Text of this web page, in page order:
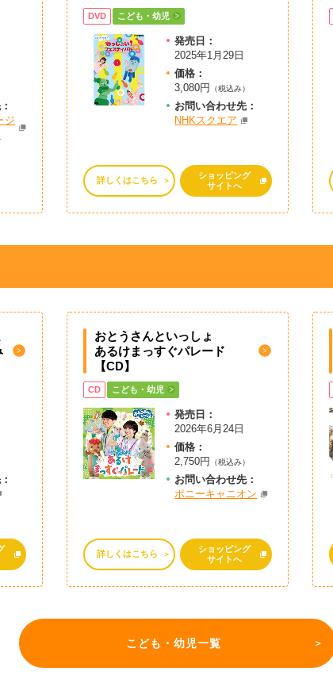
ジ
DVD こども・幼児
発売日：
2025年1月29日
価格：
3,080円
（税込み）
お問い合わせ先：
NHKスクエア
詳しくはこちら
ショッピング
サイトへ
おとうさんといっしょ
あるけまっすぐパレード
【CD】
CD こども・幼児
発売日：
2026年6月24日
価格：
2,750円
（税込み）
お問い合わせ先：
ポニーキャニオン
詳しくはこちら
ショッピング
サイトへ
こども・幼児一覧